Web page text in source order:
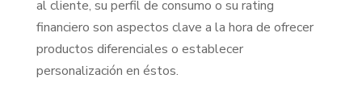
al cliente, su perfil de consumo o su rating
financiero son aspectos clave a la hora de ofrecer
productos diferenciales o establecer
personalización en éstos.